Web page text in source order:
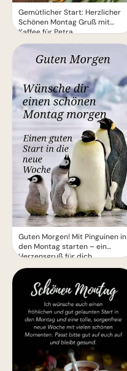
Gemütlicher Start: Herzlicher
Schönen Montag Gruß mit
Kaffee für Petra
Guten Morgen! Mit Pinguinen in
den Montag starten – ein
Herzensgruß für dich